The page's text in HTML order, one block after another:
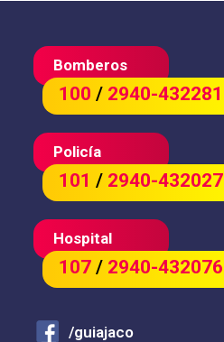
Bomberos
100/ 2940-432281
Policía
101/ 2940-432027
Hospital
107/ 2940-432076
/guiajaco